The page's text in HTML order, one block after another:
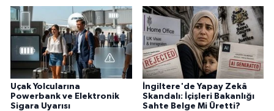
Uçak Yolcularına
Powerbank ve Elektronik
Sigara Uyarısı
İngiltere'de Yapay Zekâ
Skandalı: İçişleri Bakanlığı
Sahte Belge Mi Üretti?